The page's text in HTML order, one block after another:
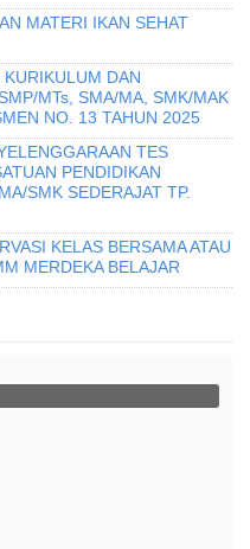
MATERI IKAN SEHAT
KURIKULUM DAN
MTs, SMA/MA, SMK/MAK
NO. 13 TAHUN 2025
TES
PENDIDIKAN
SMK SEDERAJAT TP.
KELAS BERSAMA ATAU
MERDEKA BELAJAR